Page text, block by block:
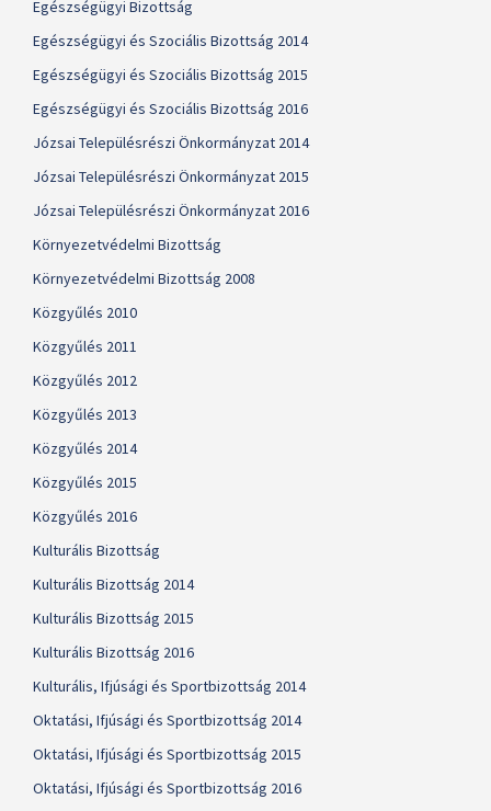
Egészségügyi Bizottság
Egészségügyi és Szociális Bizottság 2014
Egészségügyi és Szociális Bizottság 2015
Egészségügyi és Szociális Bizottság 2016
Józsai Településrészi Önkormányzat 2014
Józsai Településrészi Önkormányzat 2015
Józsai Településrészi Önkormányzat 2016
Környezetvédelmi Bizottság
Környezetvédelmi Bizottság 2008
Közgyűlés 2010
Közgyűlés 2011
Közgyűlés 2012
Közgyűlés 2013
Közgyűlés 2014
Közgyűlés 2015
Közgyűlés 2016
Kulturális Bizottság
Kulturális Bizottság 2014
Kulturális Bizottság 2015
Kulturális Bizottság 2016
Kulturális, Ifjúsági és Sportbizottság 2014
Oktatási, Ifjúsági és Sportbizottság 2014
Oktatási, Ifjúsági és Sportbizottság 2015
Oktatási, Ifjúsági és Sportbizottság 2016